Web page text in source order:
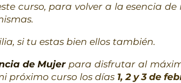
curso, para volver a la esencia
si tu estas bien ellos también.
de Mujerpara disfrutar al
próximo curso los días 1, 2 y 3 de